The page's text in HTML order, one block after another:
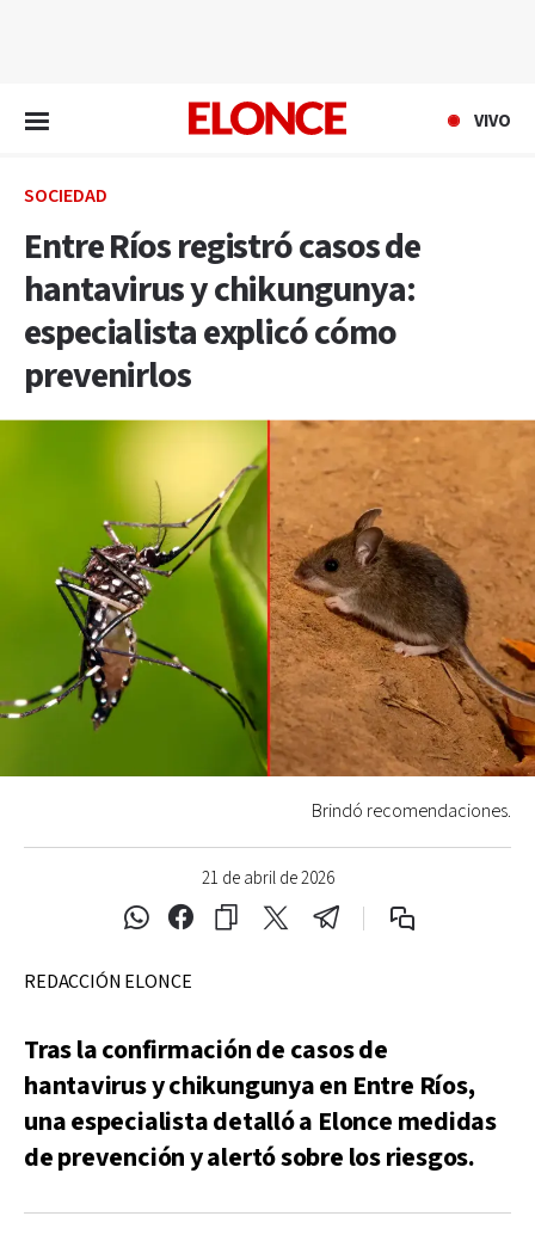
VIVO
SOCIEDAD
Entre Ríos registró casos de
hantavirus y chikungunya:
especialista explicó cómo
prevenirlos
21 de abril de 2026
Brindó recomendaciones.
REDACCIÓN ELONCE
Tras la confirmación de casos de
hantavirus y chikungunya en Entre Ríos,
una especialista detalló a Elonce medidas
de prevención y alertó sobre los riesgos.